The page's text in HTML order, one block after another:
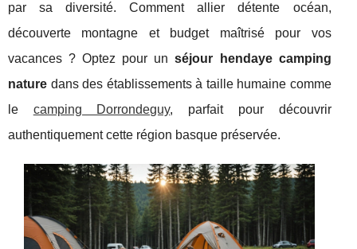
par sa diversité. Comment allier détente océan,
découverte montagne et budget maîtrisé pour vos
vacances ? Optez pour unséjour hendaye camping
nature dans des établissements à taille humaine comme
le camping Dorrondeguy, parfait pour découvrir
authentiquement cette région basque préservée.